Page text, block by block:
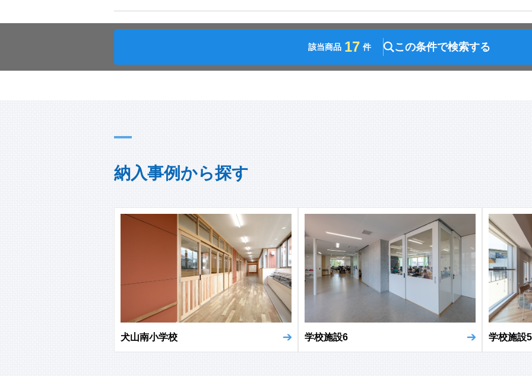
該当商品 17 件 この条件で検索する
納入事例から探す
犬山南小学校 学校施設6 学校施設5